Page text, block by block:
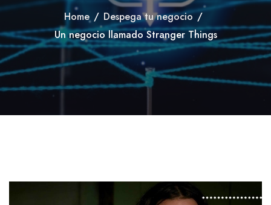
Home / Despega tu negocio /
Un negocio llamado Stranger Things